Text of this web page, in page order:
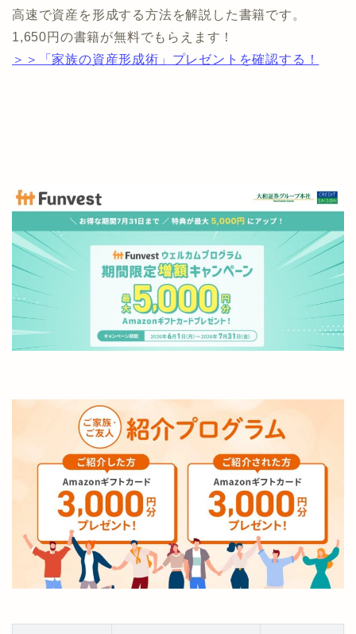
高速で資産を形成する方法を解説した書籍です。
1,650円の書籍が無料でもらえます！
＞＞「家族の資産形成術」プレゼントを確認する！